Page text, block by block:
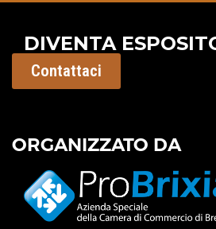
DIVENTA
Contattaci
ORGANIZZATO DA